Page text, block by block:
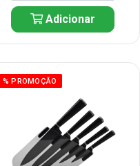
Adicionar
% PROMOÇÃO